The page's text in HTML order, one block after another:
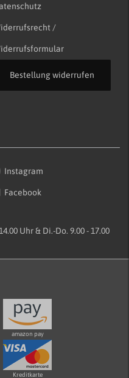
/
Bestellung widerrufen
Instagram
Facebook
Uhr & Di.-Do. 9.00 - 17.00
amazon pay
Kreditkarte